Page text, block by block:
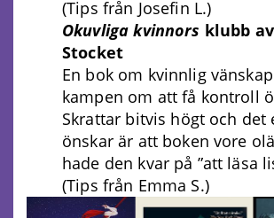
(Tips från Josefin L.)
Okuvliga kvinnors klubb
Stocket
En bok om kvinnlig
kampen om att få kontroll
Skrattar bitvis högt och det
önskar är att boken vore
hade den kvar på ”att läsa
(Tips från Emma S.)